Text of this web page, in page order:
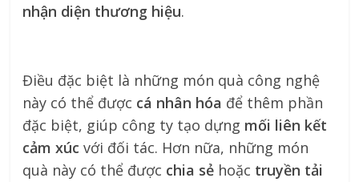
nhận diện thương hiệu.
Điều đặc biệt là những món quà công nghệ
này có thể được cá nhân hóa để thêm phần
đặc biệt, giúp công ty tạo dựng mối liên kết
cảm xúc với đối tác. Hơn nữa, những món
quà này có thể được chia sẻ hoặc truyền tải